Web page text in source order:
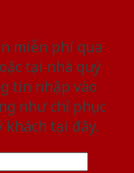
miễn phí qua
tại nhà quý
tin nhập vào
như chỉ phục
tại đây.